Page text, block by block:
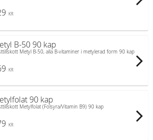
KR
B-50 90 kap
Metyl B-50, alla B-vitaminer i metylerad form 90 kap
KR
90 kap
Metylfolat (Folsyra/Vitamin B9) 90 kap
KR